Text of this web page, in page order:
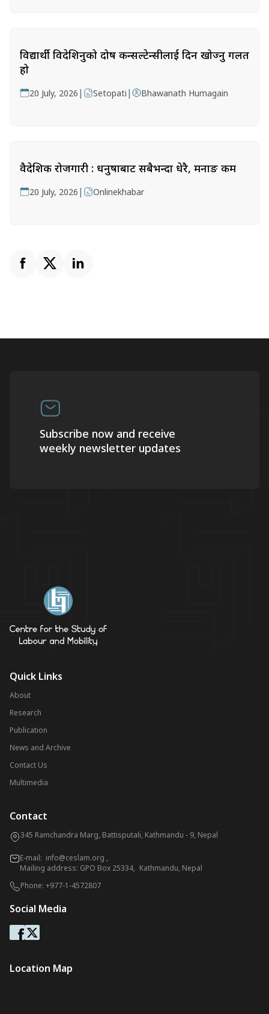
विद्यार्थी विदेशिनुको दोष कन्सल्टेन्सीलाई दिन खोज्नु गलत
हो
20 July, 2026 | Setopati | Bhawanath Humagain
वैदेशिक रोजगारी : धनुषाबाट सबैभन्दा धेरै, मनाङ कम
20 July, 2026 | Onlinekhabar
Subscribe now and receive
weekly newsletter updates
Quick Links
About
Research
Publication
News and Archive
Contact Us
Multimedia
Contact
345 Ramchandra Marg, Battisputali, Kathmandu - 9, Nepal
E-mail: info@ceslam.org ,
Mailing address: GPO Box 25334, Kathmandu, Nepal
Phone: +977-1-4572807
Social Media
Location Map